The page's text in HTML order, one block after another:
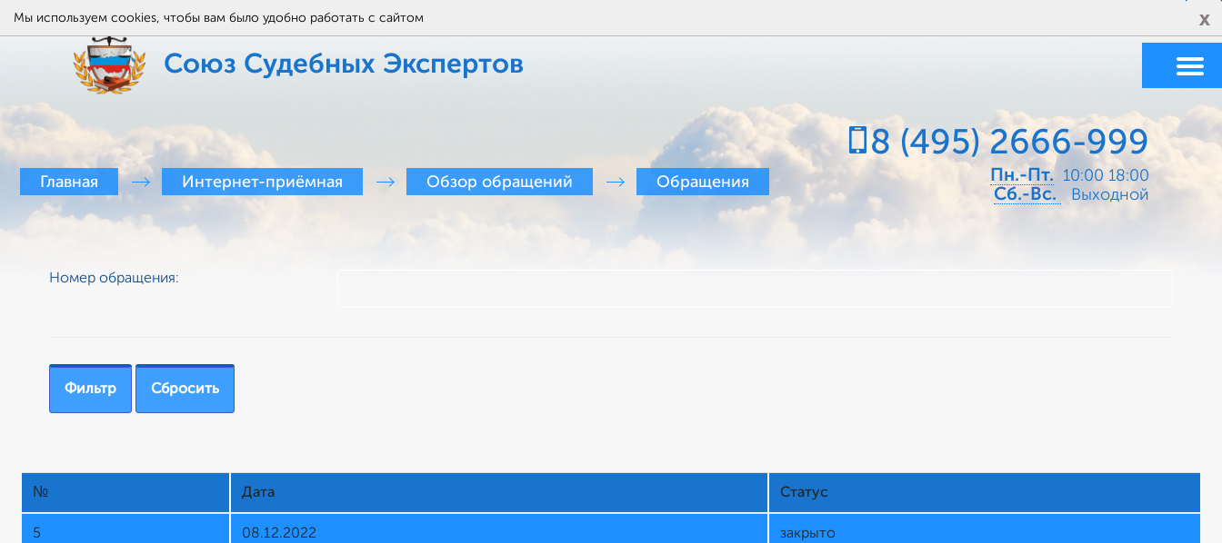
Мы используем cookies, чтобы вам было удобно работать с сайтом x
Союз Судебных Экспертов
8 (495) 2666-999
Пн.-Пт. 10:00 18:00
Cб.-Вс. Выходной
Главная Интернет-приёмная Обзор обращений Обращения
Номер обращения:
№ Дата Статус
5 08.12.2022 закрыто